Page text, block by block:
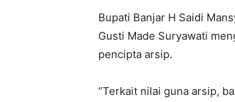
Bupati Banjar H Saidi
Gusti Made Suryawati
pencipta arsip.
“Terkait nilai guna arsip,